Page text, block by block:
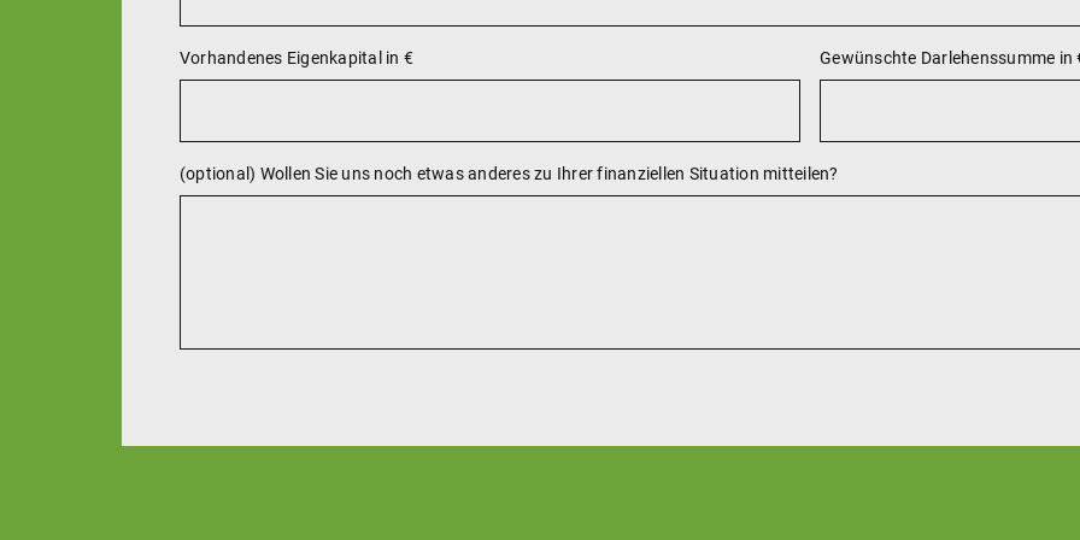
Vorhandenes Eigenkapital in € Gewünschte Darlehenssumme in
(optional) Wollen Sie uns noch etwas anderes zu Ihrer finanziellen Situation mitteilen?